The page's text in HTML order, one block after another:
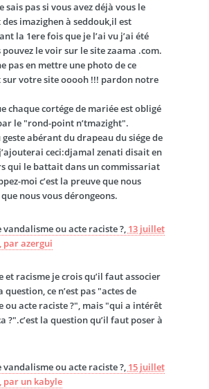
sais pas si vous avez déjà vous le
imazighen à seddouk,il est
la 1ere fois que je l’ai vu j’ai été
le voir sur le site zaama .com.
pas en mettre une photo de ce
sur votre site ooooh !!! pardon notre
chaque cortége de mariée est obligé
le "rond-point n’tmazight".
abérant du drapeau du siége de
ceci:djamal zenati disait en
qui le battait dans un commissariat
moi c’est la preuve que nous
nous vous dérongeons.
vandalisme ou acte raciste ?, 13 juillet
parazergui
et racisme je crois qu’il faut associer
question, ce n’est pas "actes de
ou acte raciste ?", mais "qui a intérêt
?".c’est la question qu’il faut poser à
vandalisme ou acte raciste ?, 15 juillet
par un kabyle